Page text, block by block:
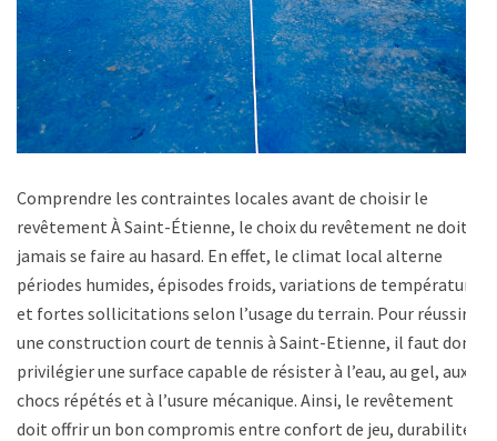
Comprendre les contraintes locales avant de choisir le
revêtement À Saint-Étienne, le choix du revêtement ne doit
jamais se faire au hasard. En effet, le climat local alterne
périodes humides, épisodes froids, variations de température
et fortes sollicitations selon l’usage du terrain. Pour réussir
une construction court de tennis à Saint-Etienne, il faut donc
privilégier une surface capable de résister à l’eau, au gel, aux
chocs répétés et à l’usure mécanique. Ainsi, le revêtement
doit offrir un bon compromis entre confort de jeu, durabilité,